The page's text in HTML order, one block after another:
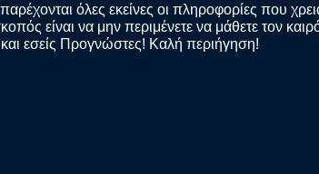
όλες εκείνες οι πληροφορίες που
είναι να μην περιμένετε να μάθετε τον
και εσείς Προγνώστες! Καλή περιήγηση!